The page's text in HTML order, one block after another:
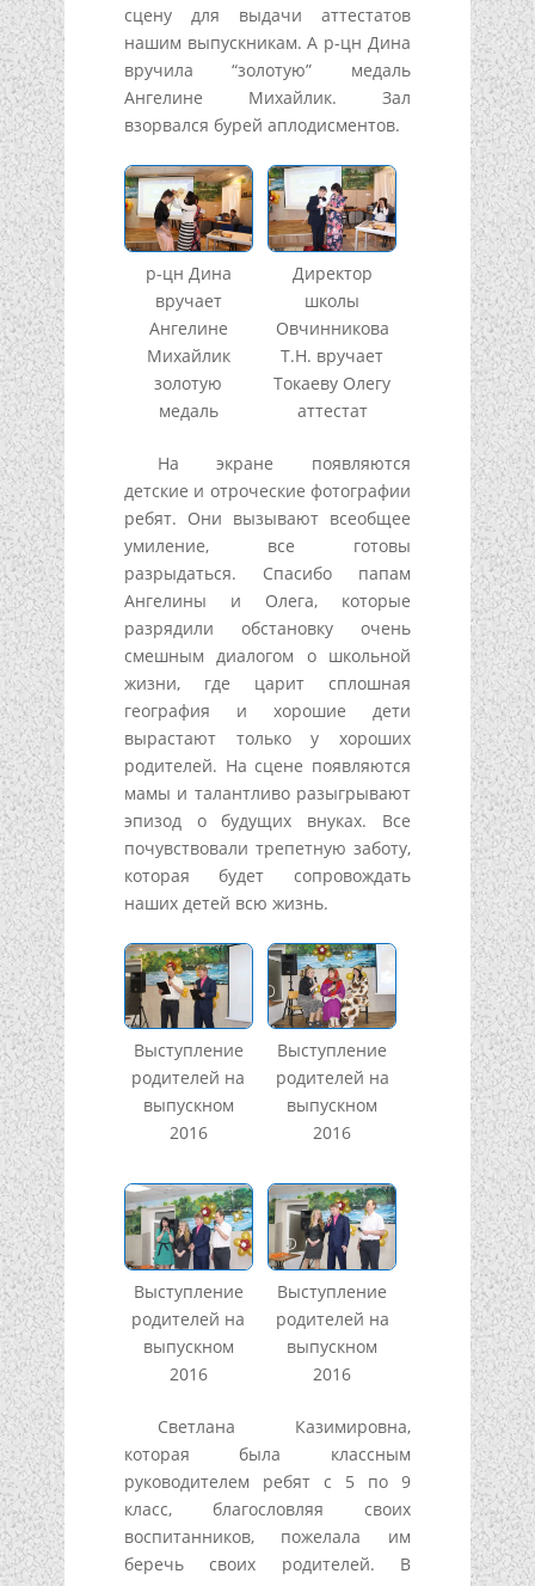
сцену для выдачи аттестатов
нашим выпускникам. А р-цн Дина
вручила “золотую” медаль
Ангелине Михайлик. Зал
взорвался бурей аплодисментов.
р-цн Дина
вручает
Ангелине
Михайлик
золотую
медаль
Директор
школы
Овчинникова
Т.Н. вручает
Токаеву Олегу
аттестат
На экране появляются
детские и отроческие фотографии
ребят. Они вызывают всеобщее
умиление, все готовы
разрыдаться. Спасибо папам
Ангелины и Олега, которые
разрядили обстановку очень
смешным диалогом о школьной
жизни, где царит сплошная
география и хорошие дети
вырастают только у хороших
родителей. На сцене появляются
мамы и талантливо разыгрывают
эпизод о будущих внуках. Все
почувствовали трепетную заботу,
которая будет сопровождать
наших детей всю жизнь.
Выступление
родителей на
выпускном
2016
Выступление
родителей на
выпускном
2016
Выступление
родителей на
выпускном
2016
Выступление
родителей на
выпускном
2016
Светлана Казимировна,
которая была классным
руководителем ребят с 5 по 9
класс, благословляя своих
воспитанников, пожелала им
беречь своих родителей. В